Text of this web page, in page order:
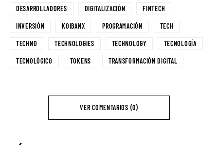
DESARROLLADORES DIGITALIZACIÓN FINTECH
INVERSIÓN KOIBANX PROGRAMACIÓN TECH
TECHNO TECHNOLOGIES TECHNOLOGY TECNOLOGÍA
TECNOLÓGICO TOKENS TRANSFORMACIÓN DIGITAL
VER COMENTARIOS (0)